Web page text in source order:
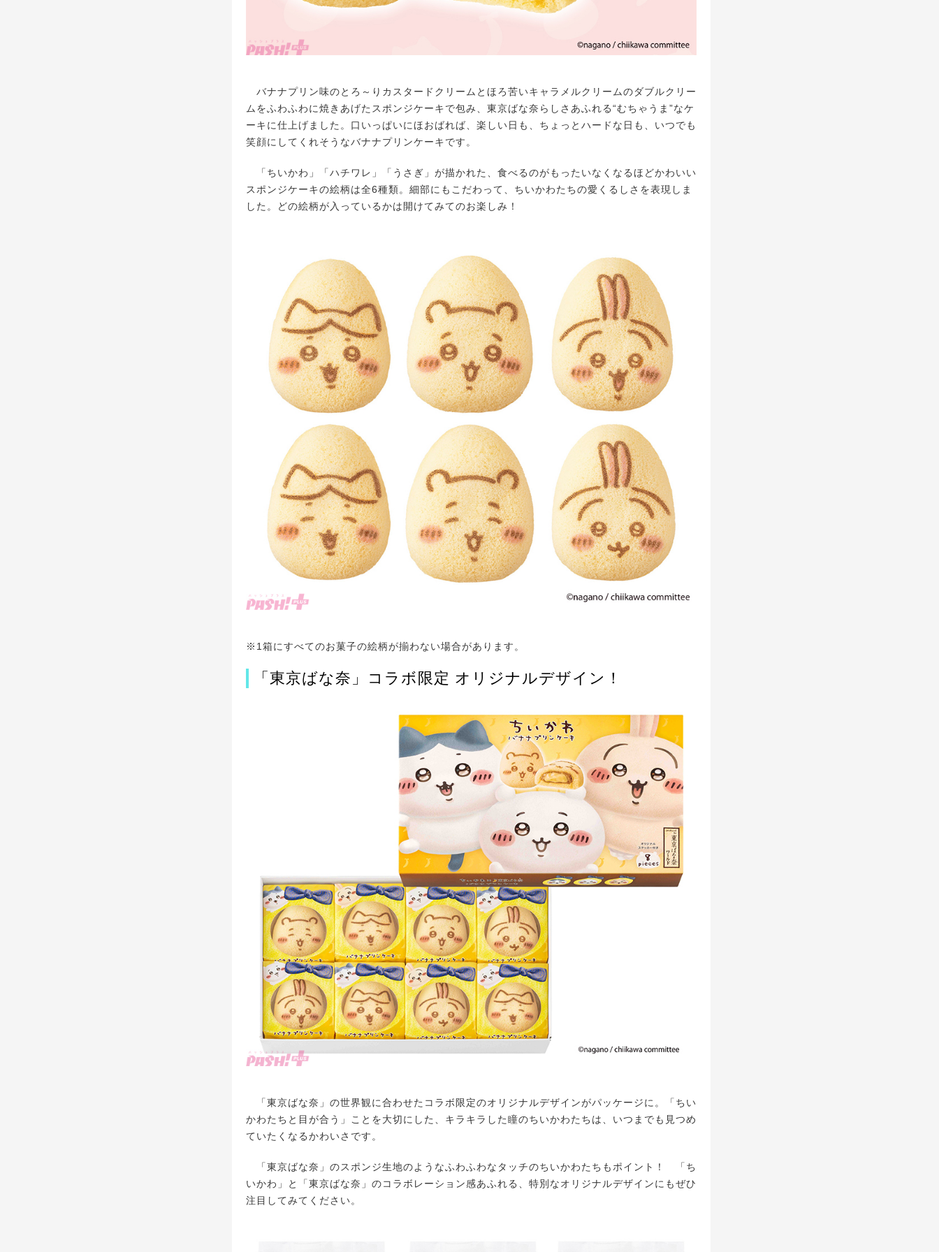
バナナプリン味のとろ～りカスタードクリームとほろ苦いキャラメルクリームのダブルクリー
ムをふわふわに焼きあげたスポンジケーキで包み、東京ばな奈らしさあふれる“むちゃうま”なケ
ーキに仕上げました。口いっぱいにほおばれば、楽しい日も、ちょっとハードな日も、いつでも
笑顔にしてくれそうなバナナプリンケーキです。
「ちいかわ」「ハチワレ」「うさぎ」が描かれた、食べるのがもったいなくなるほどかわいい
スポンジケーキの絵柄は全6種類。細部にもこだわって、ちいかわたちの愛くるしさを表現しま
した。どの絵柄が入っているかは開けてみてのお楽しみ！
※1箱にすべてのお菓子の絵柄が揃わない場合があります。
「東京ばな奈」コラボ限定 オリジナルデザイン！
「東京ばな奈」の世界観に合わせたコラボ限定のオリジナルデザインがパッケージに。「ちい
かわたちと目が合う」ことを大切にした、キラキラした瞳のちいかわたちは、いつまでも見つめ
ていたくなるかわいさです。
「東京ばな奈」のスポンジ生地のようなふわふわなタッチのちいかわたちもポイント！ 「ち
いかわ」と「東京ばな奈」のコラボレーション感あふれる、特別なオリジナルデザインにもぜひ
注目してみてください。